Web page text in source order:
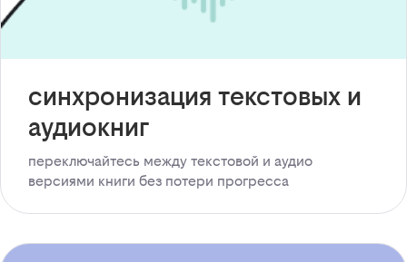
синхронизация текстовых и
аудиокниг
переключайтесь между текстовой и аудио
версиями книги без потери прогресса